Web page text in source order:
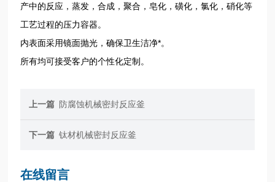
产中的反应，蒸发，合成，聚合，皂化，磺化，氯化，硝化等
工艺过程的压力容器。
内表面采用镜面抛光，确保卫生洁净*。
所有均可接受客户的个性化定制。
上一篇 防腐蚀机械密封反应釜
下一篇 钛材机械密封反应釜
在线留言